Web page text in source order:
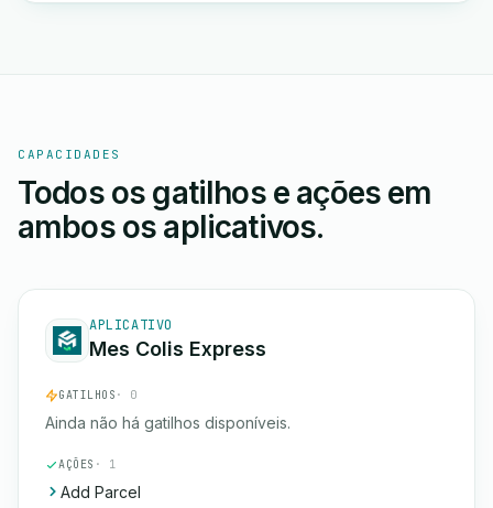
CAPACIDADES
Todos os gatilhos e ações em
ambos os aplicativos.
APLICATIVO
Mes Colis Express
GATILHOS · 0
Ainda não há gatilhos disponíveis.
AÇÕES · 1
Add Parcel